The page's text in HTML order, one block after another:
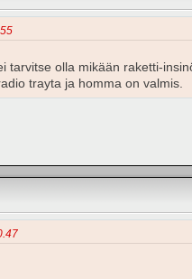
tarvitse olla mikään raketti-
trayta ja homma on valmis.